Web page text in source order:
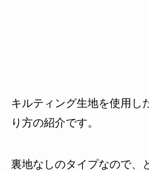
キルティング生地を使用し
り方の紹介です。
裏地なしのタイプなので、